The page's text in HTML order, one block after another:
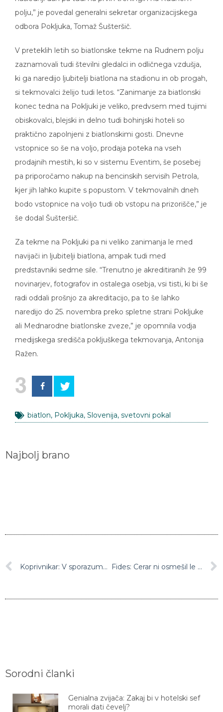
polju,” je povedal generalni sekretar organizacijskega
odbora Pokljuka, Tomaž Šušteršič.
V preteklih letih so biatlonske tekme na Rudnem polju
zaznamovali tudi številni gledalci in odličnega vzdušja,
ki ga naredijo ljubitelji biatlona na stadionu in ob progah,
si tekmovalci želijo tudi letos. “Zanimanje za biatlonski
konec tedna na Pokljuki je veliko, predvsem med tujimi
obiskovalci, blejski in delno tudi bohinjski hoteli so
praktično zapolnjeni z biatlonskimi gosti. Dnevne
vstopnice so še na voljo, prodaja poteka na vseh
prodajnih mestih, ki so v sistemu Eventim, še posebej
pa priporočamo nakup na bencinskih servisih Petrola,
kjer jih lahko kupite s popustom. V tekmovalnih dneh
bodo vstopnice na voljo tudi ob vstopu na prizorišče,” je
še dodal Šušteršič.
Za tekme na Pokljuki pa ni veliko zanimanja le med
navijači in ljubitelji biatlona, ampak tudi med
predstavniki sedme sile. “Trenutno je akreditiranih že 99
novinarjev, fotografov in ostalega osebja, vsi tisti, ki bi še
radi oddali prošnjo za akreditacijo, pa to še lahko
naredijo do 25. novembra preko spletne strani Pokljuke
ali Mednarodne biatlonske zveze,” je opomnila vodja
medijskega središča pokljuškega tekmovanja, Antonija
Ražen.
3
biatlon, Pokljuka, Slovenija, svetovni pokal
Najbolj brano
Koprivnikar: V sporazumu s Fidesom marsikaj ni kristalno jasno Fides: Cerar ni osmešil le sebe, temveč je izrekel tudi veliko nezaupnico socialnemu dialogu
Sorodni članki
Genialna zvijača: Zakaj bi v hotelski sef
morali dati čevelj?